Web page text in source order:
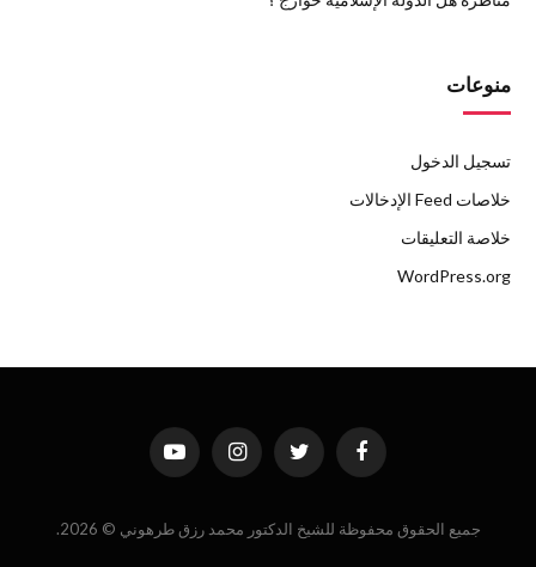
منوعات
تسجيل الدخول
خلاصات Feed الإدخالات
خلاصة التعليقات
WordPress.org
فيسبوك تويتر الانستغراميوتيوب
جميع الحقوق محفوظة للشيخ الدكتور محمد رزق طرهوني © 2026.